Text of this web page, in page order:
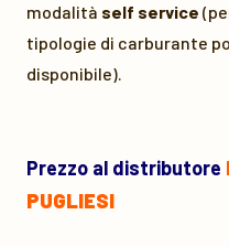
modalità self service
tipologie di carburante
disponibile).
Prezzo al distributore
PUGLIESI